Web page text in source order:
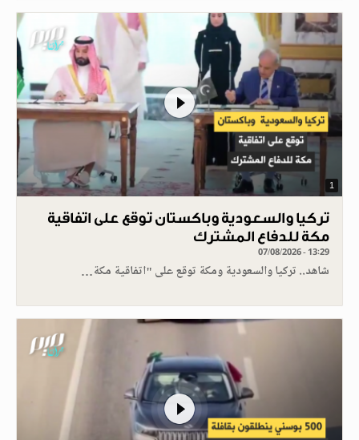
1
تركيا والسعودية وباكستان توقع على اتفاقية
مكة للدفاع المشترك
07/08/2026 - 13:29
شاهد.. تركيا والسعودية ومكة توقع على "اتفاقية مكة…